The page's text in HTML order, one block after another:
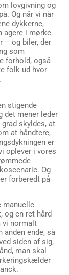
lovgivning og
Og når vi når
dykkerne,
agere i mørke
– og biler, der
som
forhold, også
folk ud hvor
stigende
det mener leder
skyldes, at
at håndtere,
er
oplever i vores
Og
forberedt på
manuelle
og en ret hård
vi normalt
anden ende, så
siden af sig,
man skal